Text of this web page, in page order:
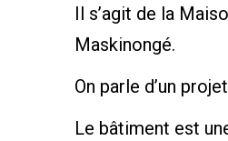
Il s’agit de la
Maskinongé.
On parle d’un
Le bâtiment est